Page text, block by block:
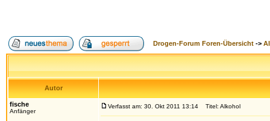
Drogen-Forum Foren-Übersicht ->
Autor
fische
Anfänger
Verfasst am: 30. Okt 2011 13:14 Titel: Alkohol